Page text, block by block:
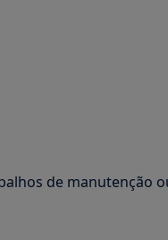
de manutenção